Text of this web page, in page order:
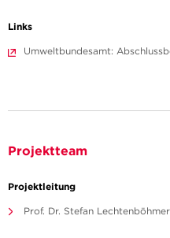
Links
Umweltbundesamt:
Projektteam
Projektleitung
Prof. Dr. Stefan Lechtenböhmer